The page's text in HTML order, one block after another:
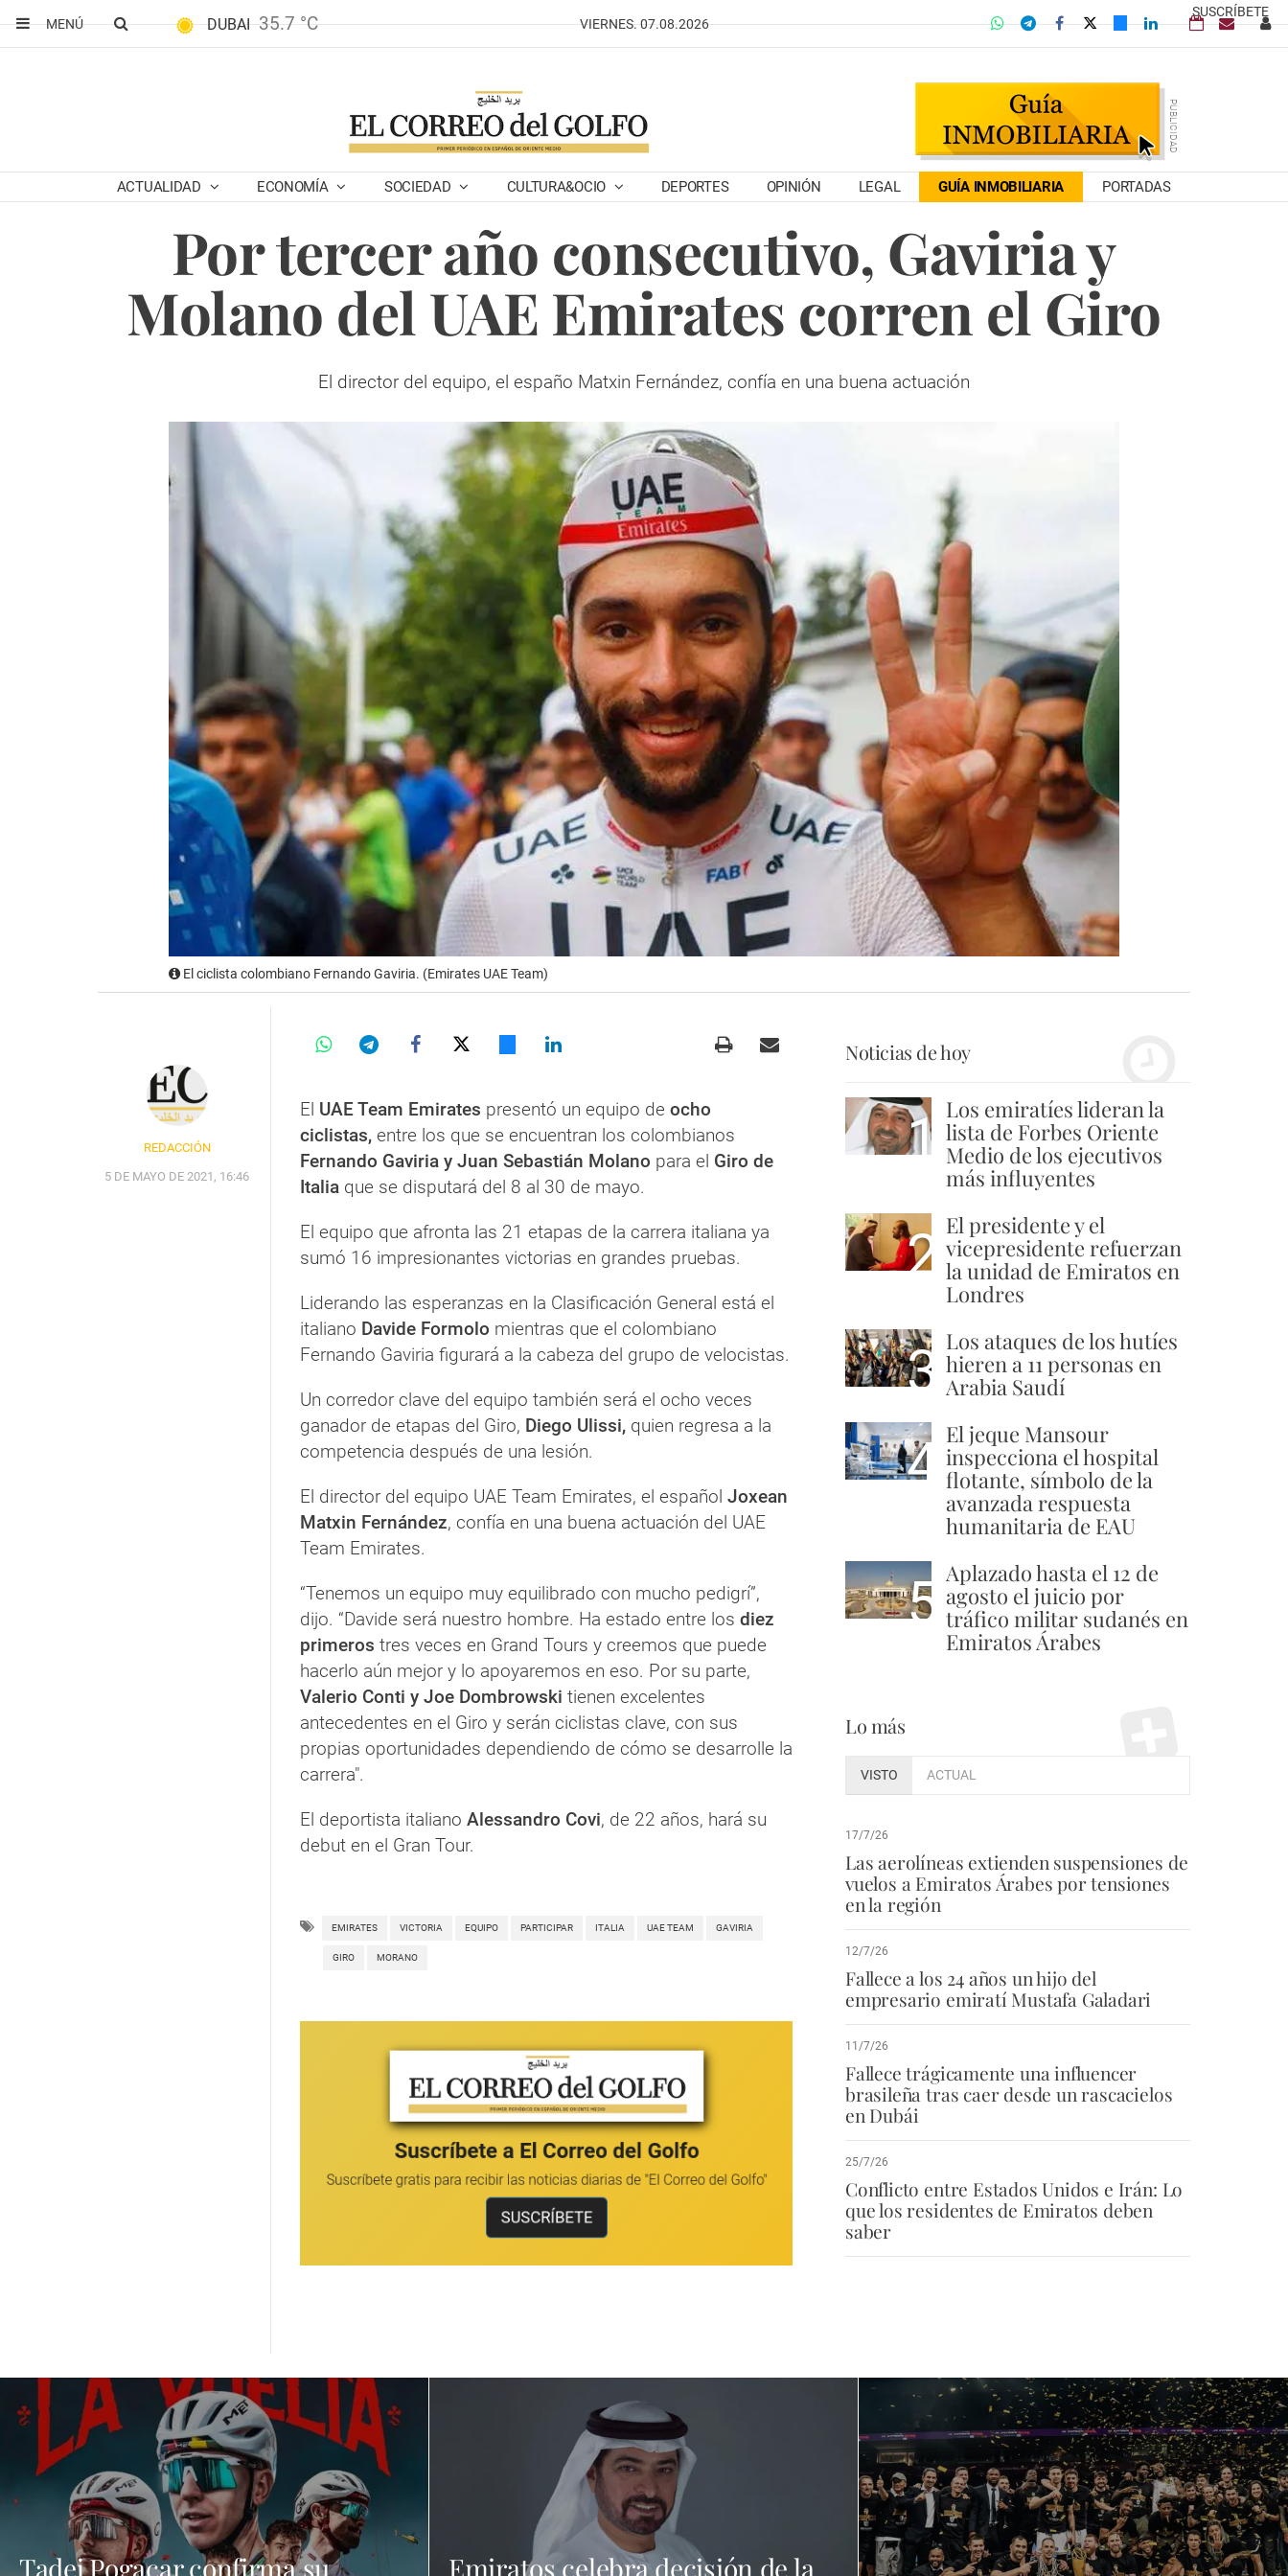
SUSCRÍBETE
MENÚ
DUBAI 35.7 °C VIERNES. 07.08.2026
ACTUALIDAD ECONOMÍA SOCIEDAD CULTURA&OCIO DEPORTES OPINIÓN LEGAL GUÍA INMOBILIARIA PORTADAS
Por tercer año consecutivo, Gaviria y
Molano del UAE Emirates corren el Giro
El director del equipo, el españo Matxin Fernández, confía en una buena actuación
El ciclista colombiano Fernando Gaviria. (Emirates UAE Team)
REDACCIÓN
5 DE MAYO DE 2021, 16:46
El UAE Team Emirates presentó un equipo de ocho
ciclistas, entre los que se encuentran los colombianos
Fernando Gaviria y Juan Sebastián Molano para el Giro de
Italia que se disputará del 8 al 30 de mayo.
El equipo que afronta las 21 etapas de la carrera italiana ya
sumó 16 impresionantes victorias en grandes pruebas.
Liderando las esperanzas en la Clasificación General está el
italiano Davide Formolo mientras que el colombiano
Fernando Gaviria figurará a la cabeza del grupo de velocistas.
Un corredor clave del equipo también será el ocho veces
ganador de etapas del Giro, Diego Ulissi, quien regresa a la
competencia después de una lesión.
El director del equipo UAE Team Emirates, el español Joxean
Matxin Fernández, confía en una buena actuación del UAE
Team Emirates.
“Tenemos un equipo muy equilibrado con mucho pedigrí”,
dijo. “Davide será nuestro hombre. Ha estado entre los diez
primeros tres veces en Grand Tours y creemos que puede
hacerlo aún mejor y lo apoyaremos en eso. Por su parte,
Valerio Conti y Joe Dombrowski tienen excelentes
antecedentes en el Giro y serán ciclistas clave, con sus
propias oportunidades dependiendo de cómo se desarrolle la
carrera".
El deportista italiano Alessandro Covi, de 22 años, hará su
debut en el Gran Tour.
EMIRATES VICTORIA EQUIPO PARTICIPAR ITALIA UAE TEAM GAVIRIA
GIRO MORANO
Noticias de hoy
1 Los emiratíes lideran la
lista de Forbes Oriente
Medio de los ejecutivos
más influyentes
2 El presidente y el
vicepresidente refuerzan
la unidad de Emiratos en
Londres
3 Los ataques de los hutíes
hieren a 11 personas en
Arabia Saudí
4 El jeque Mansour
inspecciona el hospital
flotante, símbolo de la
avanzada respuesta
humanitaria de EAU
5 Aplazado hasta el 12 de
agosto el juicio por
tráfico militar sudanés en
Emiratos Árabes
Lo más
VISTO ACTUAL
17/7/26
Las aerolíneas extienden suspensiones de
vuelos a Emiratos Árabes por tensiones
en la región
12/7/26
Fallece a los 24 años un hijo del
empresario emiratí Mustafa Galadari
11/7/26
Fallece trágicamente una influencer
brasileña tras caer desde un rascacielos
en Dubái
25/7/26
Conflicto entre Estados Unidos e Irán: Lo
que los residentes de Emiratos deben
saber
Tadej Pogacar confirma su Emiratos celebra decisión de la